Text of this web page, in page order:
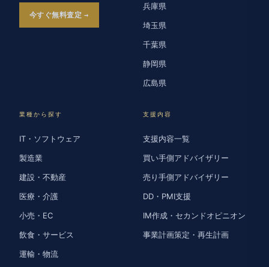
今すぐ無料査定
兵庫県
埼玉県
千葉県
静岡県
広島県
業種から探す
IT・ソフトウェア
製造業
建設・不動産
医療・介護
小売・EC
飲食・サービス
運輸・物流
支援内容
支援内容一覧
買い手側アドバイザリー
売り手側アドバイザリー
DD・PMI支援
IM作成・セカンドオピニオン
事業計画策定・再生計画